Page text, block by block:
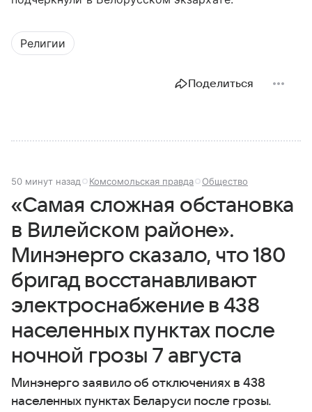
Религии
Поделиться
50 минут назад Комсомольская правда Общество
«Самая сложная обстановка
в Вилейском районе».
Минэнерго сказало, что 180
бригад восстанавливают
электроснабжение в 438
населенных пунктах после
ночной грозы 7 августа
Минэнерго заявило об отключениях в 438
населенных пунктах Беларуси после грозы.